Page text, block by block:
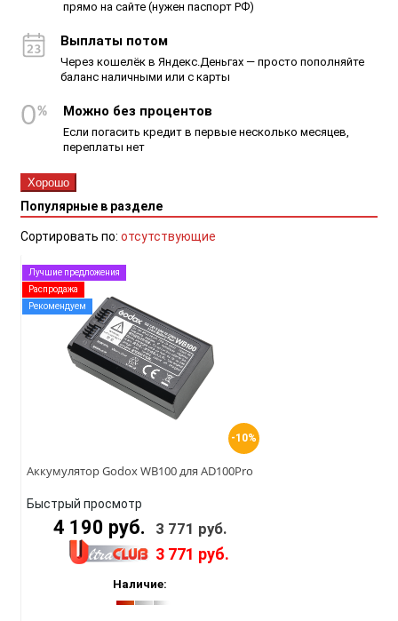
прямо на сайте (нужен паспорт РФ)
Выплаты потом
Через кошелёк в Яндекс.Деньгах — просто пополняйте
баланс наличными или с карты
Можно без процентов
Если погасить кредит в первые несколько месяцев,
переплаты нет
Хорошо
Популярные в разделе
Сортировать по: отсутствующие
-10%
Лучшие предложения
Распродажа
Рекомендуем
Аккумулятор Godox WB100 для AD100Pro
Быстрый просмотр
4 190 руб. 3 771 руб.
3 771 руб.
Наличие: